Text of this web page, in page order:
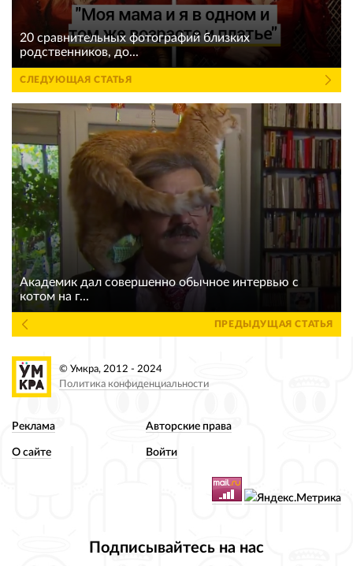
20 сравнительных фотографий близких
родственников, до...
СЛЕДУЮЩАЯ СТАТЬЯ
Академик дал совершенно обычное интервью с
котом на г...
ПРЕДЫДУЩАЯ СТАТЬЯ
Реклама Авторские права
О сайте Войти
Подписывайтесь на нас
© Умкра, 2012 - 2024
Политика конфиденциальности